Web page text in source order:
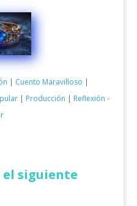
Cuento Maravilloso
| Producción
Reflexión -
siguiente